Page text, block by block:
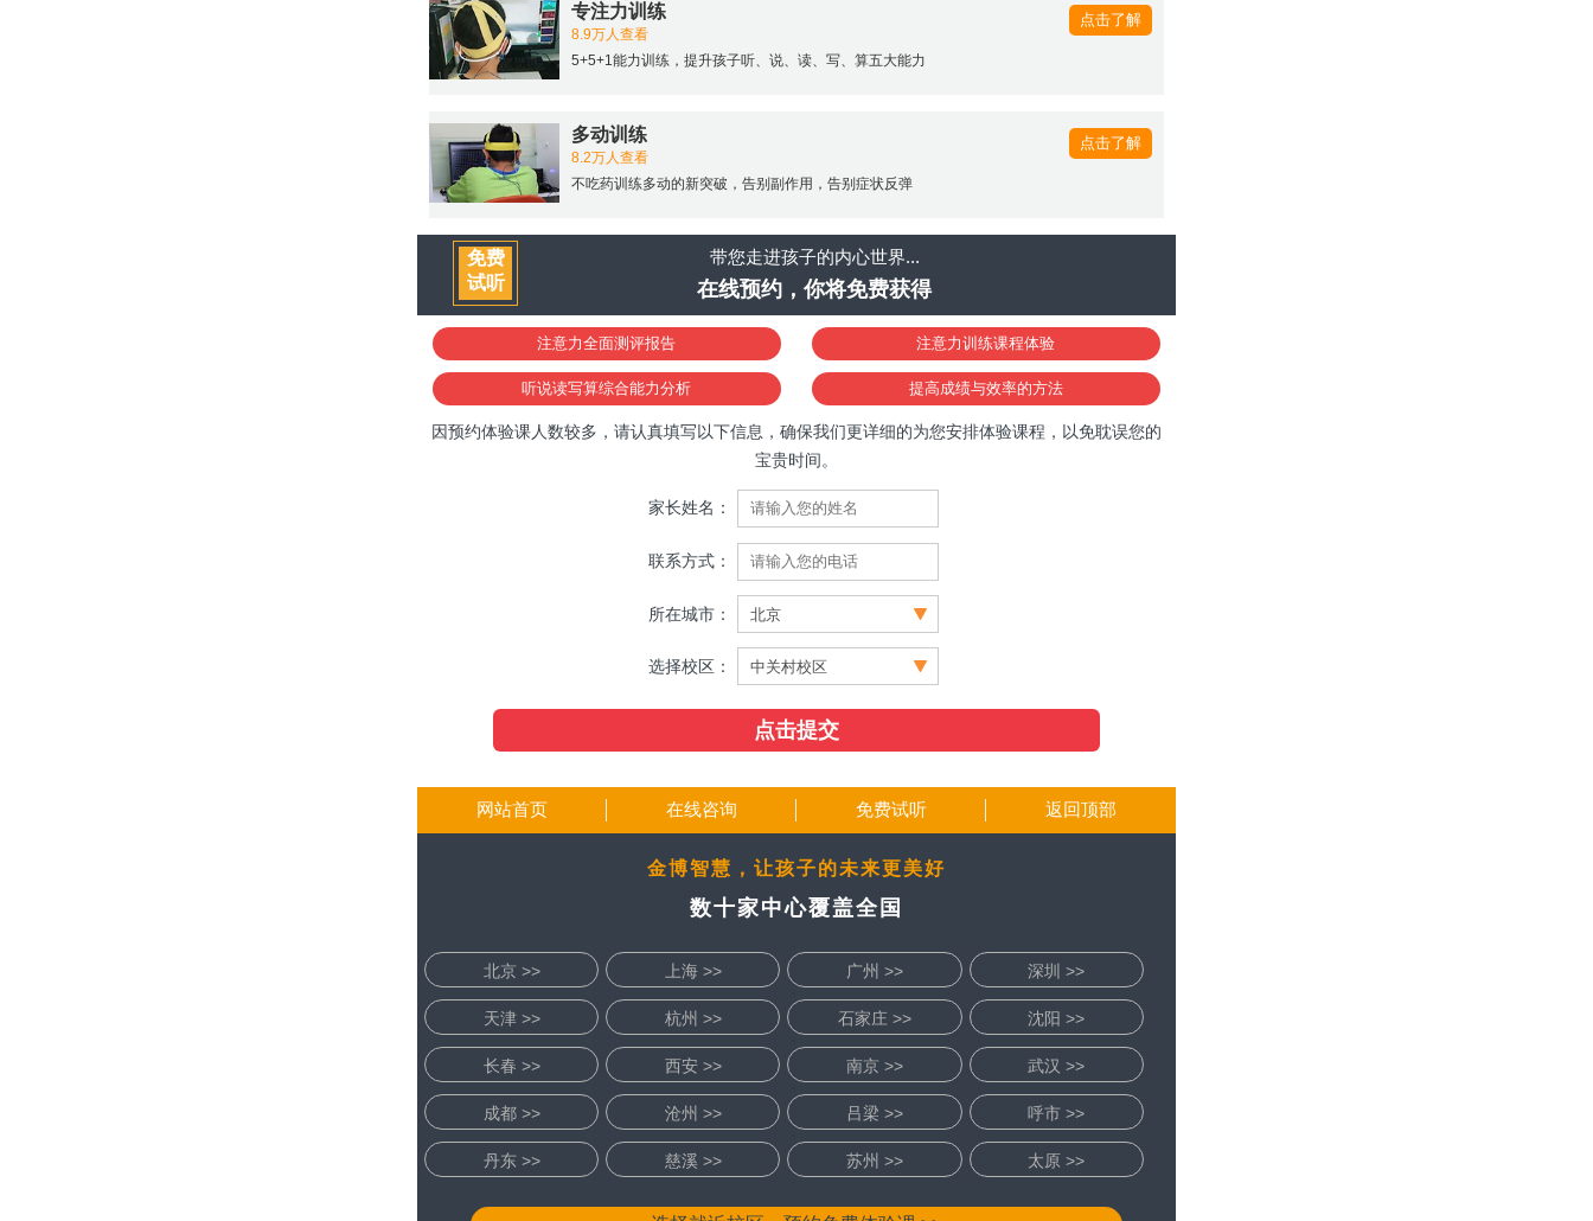
专注力训练
8.9万人查看
5+5+1能力训练，提升孩子听、说、读、写、算五大能力
点击了解
多动训练
8.2万人查看
不吃药训练多动的新突破，告别副作用，告别症状反弹
点击了解
带您走进孩子的内心世界...
在线预约，你将免费获得
免费
试听
注意力全面测评报告 注意力训练课程体验
听说读写算综合能力分析 提高成绩与效率的方法
因预约体验课人数较多，请认真填写以下信息，确保我们更详细的为您安排体验课程，以免耽误您的
宝贵时间。
家长姓名：
联系方式：
所在城市：
选择校区：
网站首页 在线咨询 免费试听 返回顶部
金博智慧，让孩子的未来更美好
数十家中心覆盖全国
北京 >> 上海 >> 广州 >> 深圳 >>
天津 >> 杭州 >> 石家庄 >> 沈阳 >>
长春 >> 西安 >> 南京 >> 武汉 >>
成都 >> 沧州 >> 吕梁 >> 呼市 >>
丹东 >> 慈溪 >> 苏州 >> 太原 >>